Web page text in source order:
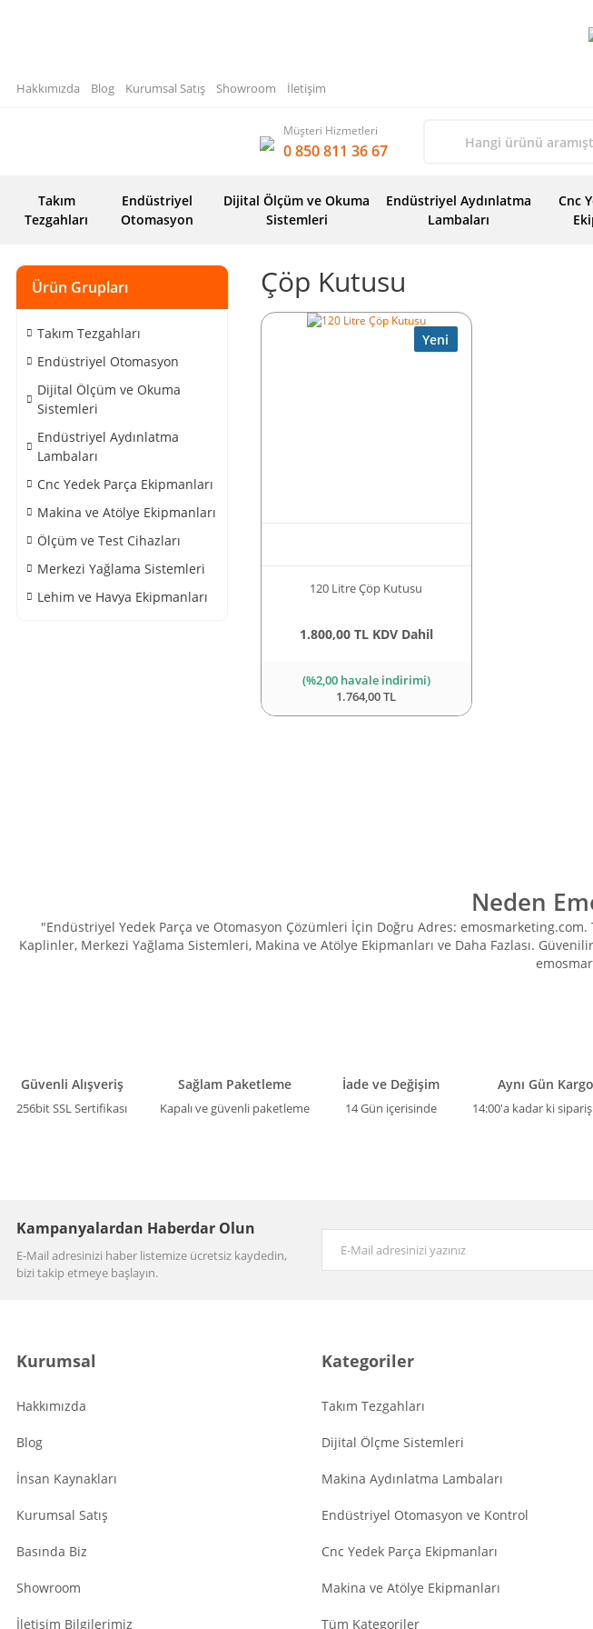
Hakkımızda Blog Kurumsal Satış Showroom İletişim
Müşteri Hizmetleri
0 850 811 36 67
Takım
Tezgahları
Endüstriyel
Otomasyon
Dijital Ölçüm ve Okuma
Sistemleri
Endüstriyel Aydınlatma
Lambaları
Cnc
Ürün Grupları
Takım Tezgahları
Endüstriyel Otomasyon
Dijital Ölçüm ve Okuma
Sistemleri
Endüstriyel Aydınlatma
Lambaları
Cnc Yedek Parça Ekipmanları
Makina ve Atölye Ekipmanları
Ölçüm ve Test Cihazları
Merkezi Yağlama Sistemleri
Lehim ve Havya Ekipmanları
Çöp Kutusu
Yeni
120 Litre Çöp Kutusu
1.800,00 TL KDV Dahil
(%2,00 havale indirimi)
1.764,00 TL
Neden
"Endüstriyel Yedek Parça ve Otomasyon Çözümleri İçin Doğru Adres: emosmarketing.com.
Kaplinler, Merkezi Yağlama Sistemleri, Makina ve Atölye Ekipmanları ve Daha Fazlası.
Güvenli Alışveriş
256bit SSL Sertifikası
Sağlam Paketleme
Kapalı ve güvenli paketleme
İade ve Değişim
14 Gün içerisinde
Aynı Gün Kargo
14:00'a kadar ki
Kampanyalardan Haberdar Olun
E-Mail adresinizi haber listemize ücretsiz kaydedin,
bizi takip etmeye başlayın.
Kurumsal
Hakkımızda
Blog
İnsan Kaynakları
Kurumsal Satış
Basında Biz
Showroom
İletişim Bilgilerimiz
Kategoriler
Takım Tezgahları
Dijital Ölçme Sistemleri
Makina Aydınlatma Lambaları
Endüstriyel Otomasyon ve Kontrol
Cnc Yedek Parça Ekipmanları
Makina ve Atölye Ekipmanları
Tüm Kategoriler